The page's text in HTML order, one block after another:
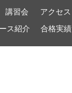
講習会 アクセス
ス紹介 合格実績